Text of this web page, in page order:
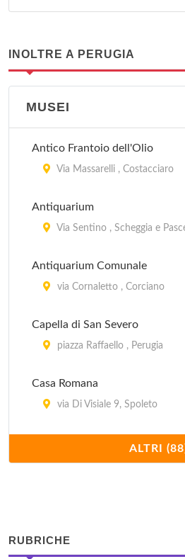
INOLTRE A PERUGIA
MUSEI
Antico Frantoio dell'Olio
Via Massarelli , Costacciaro
Antiquarium
Via Sentino , Scheggia e
Antiquarium Comunale
via Cornaletto , Corciano
Capella di San Severo
piazza Raffaello , Perugia
Casa Romana
via Di Visiale 9, Spoleto
Centro della Scienza Perugia
località Garavelle , Città di
ALTRI
RUBRICHE